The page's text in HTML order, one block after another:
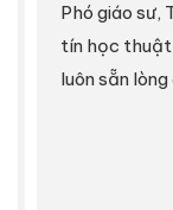
Phó giáo sư,
tín học thuật
luôn sẵn lòng